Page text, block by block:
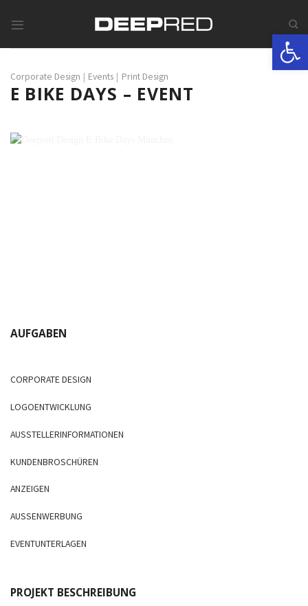
Corporate Design | Events | Print Design
E BIKE DAYS – EVENT
AUFGABEN
CORPORATE DESIGN
LOGOENTWICKLUNG
AUSSTELLERINFORMATIONEN
KUNDENBROSCHÜREN
ANZEIGEN
AUSSENWERBUNG
EVENTUNTERLAGEN
PROJEKT BESCHREIBUNG